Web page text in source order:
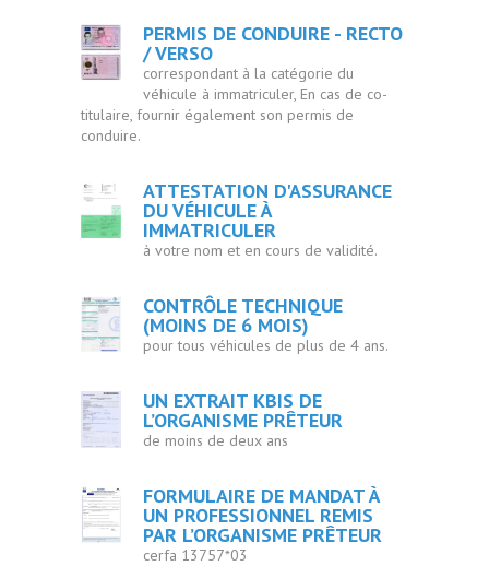
PERMIS DE CONDUIRE - RECTO
/ VERSO
correspondant à la catégorie du
véhicule à immatriculer, En cas de co-
titulaire, fournir également son permis de
conduire.
ATTESTATION D'ASSURANCE
DU VÉHICULE À
IMMATRICULER
à votre nom et en cours de validité.
CONTRÔLE TECHNIQUE
(MOINS DE 6 MOIS)
pour tous véhicules de plus de 4 ans.
UN EXTRAIT KBIS DE
L’ORGANISME PRÊTEUR
de moins de deux ans
FORMULAIRE DE MANDAT À
UN PROFESSIONNEL REMIS
PAR L’ORGANISME PRÊTEUR
cerfa 13757*03